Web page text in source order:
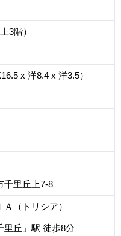
3階）
x 洋8.4 x 洋3.5）
千里丘上7-8
Ａ（トリシア）
里丘」駅 徒歩8分